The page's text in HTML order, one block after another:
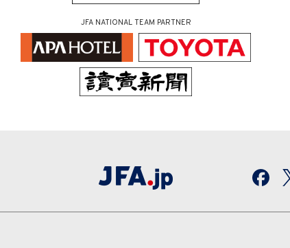
JFA NATIONAL TEAM PARTNER